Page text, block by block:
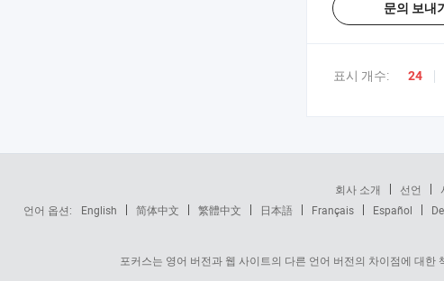
문의 보내기
표시 개수: 24
회사 소개 선언
언어 옵션:
English 简体中文 繁體中文 日本語 Français Español
포커스는 영어 버전과 웹 사이트의 다른 언어 버전의 차이점에 대한